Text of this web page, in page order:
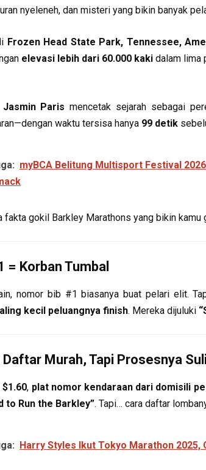
nyeleneh, dan misteri yang bikin banyak
Frozen Head State Park, Tennessee,
elevasi lebih dari 60.000 kaki dalam lima
Jasmin Paris mencetak sejarah sebagai
waktu tersisa hanya 99 detik
myBCA Belitung Multisport Festival
fakta gokil Barkley Marathons yang bikin kamu
= Korban Tumbal
nomor bib #1 biasanya buat pelari elit.
kecil peluangnya finish. Mereka dijuluki
Daftar Murah, Tapi Prosesnya
$1.60, plat nomor kendaraan dari domisili
to Run the Barkley”. Tapi… cara daftar
Harry Styles Ikut Tokyo Marathon 2025,